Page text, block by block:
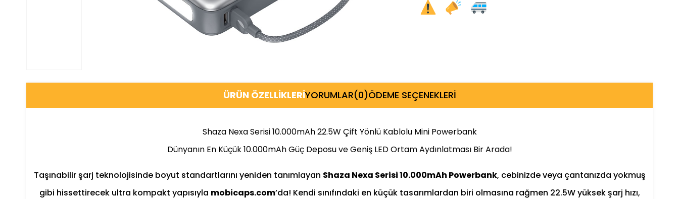
ÜRÜN ÖZELLIKLERIYORUMLAR(0)ÖDEME SEÇENEKLERI
Shaza Nexa Serisi 10.000mAh 22.5W Çift Yönlü Kablolu Mini Powerbank
Dünyanın En Küçük 10.000mAh Güç Deposu ve Geniş LED Ortam Aydınlatması Bir Arada!
Taşınabilir şarj teknolojisinde boyut standartlarını yeniden tanımlayan Shaza Nexa Serisi 10.000mAh Powerbank, cebinizde veya çantanızda yokmuş
gibi hissettirecek ultra kompakt yapısıyla mobicaps.com’da! Kendi sınıfındaki en küçük tasarımlardan biri olmasına rağmen 22.5W yüksek şarj hızı,